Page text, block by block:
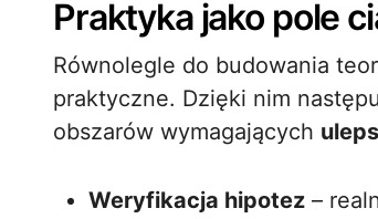
Praktyka jako pole
Równolegle do budowania
praktyczne. Dzięki nim
obszarów wymagających
Weryfikacja hipotez –